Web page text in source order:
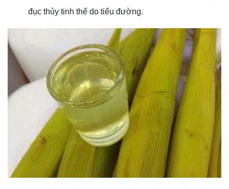
đục thủy tinh thể do tiểu đường.